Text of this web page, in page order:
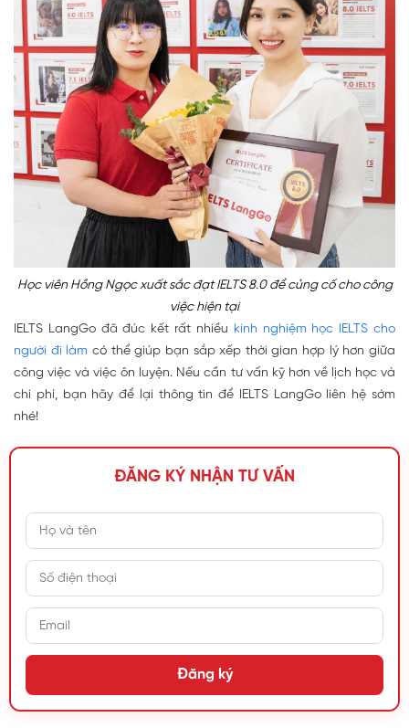
Học viên Hồng Ngọc xuất sắc đạt IELTS 8.0 để củng cố cho công
việc hiện tại
IELTS LangGo đã đúc kết rất nhiều kinh nghiệm học IELTS cho
người đi làm có thể giúp bạn sắp xếp thời gian hợp lý hơn giữa
công việc và việc ôn luyện. Nếu cần tư vấn kỹ hơn về lịch học và
chi phí, bạn hãy để lại thông tin để IELTS LangGo liên hệ sớm
nhé!
ĐĂNG KÝ NHẬN TƯ VẤN
Đăng ký